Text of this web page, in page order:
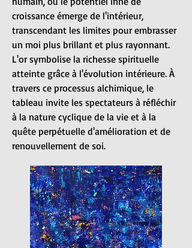
croissance émerge de l'intérieur,
transcendant les limites pour embrasser
un moi plus brillant et plus rayonnant.
L'or symbolise la richesse spirituelle
atteinte grâce à l'évolution intérieure. À
travers ce processus alchimique, le
tableau invite les spectateurs à réfléchir
à la nature cyclique de la vie et à la
quête perpétuelle d'amélioration et de
renouvellement de soi.